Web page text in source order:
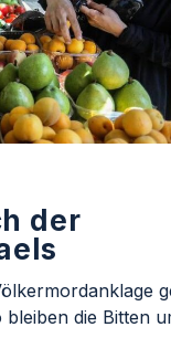
der
die Bitten